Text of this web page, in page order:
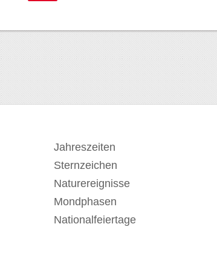
Jahreszeiten
Sternzeichen
Naturereignisse
Mondphasen
Nationalfeiertage